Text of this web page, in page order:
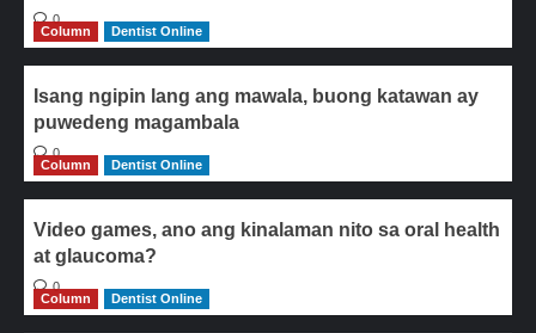
0
Column
Dentist Online
Isang ngipin lang ang mawala, buong katawan ay
puwedeng magambala
0
Column
Dentist Online
Video games, ano ang kinalaman nito sa oral health
at glaucoma?
0
Column
Dentist Online